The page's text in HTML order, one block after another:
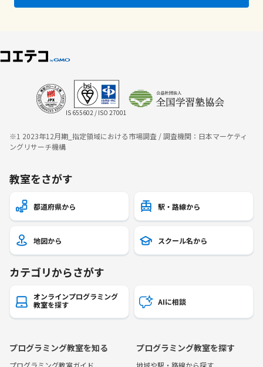
IS 655602 / ISO 27001
※1 2023年12月期_指定領域における市場調査 / 調査機関：日本マーケティ
ングリサーチ機構
教室をさがす
都道府県から 駅・路線から
地図から スクール名から
カテゴリからさがす
オンラインプログラミング
教室を探す
AIに相談
プログラミング教室を知る プログラミング教室を探す